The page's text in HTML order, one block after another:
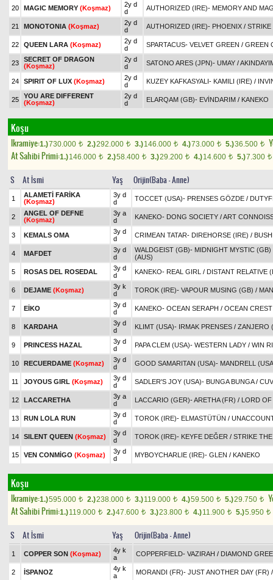
20 MAGIC MEMORY (Koşmaz)
2y d
d
AUTHORIZED (IRE)- MEMORY AND
21 MONOTONIA (Koşmaz)
2y d
d
AUTHORIZED (IRE)- PHOENIX /
22 QUEEN LARA (Koşmaz)
2y d
d
SPARTACUS- VELVET GREEN / GREEN
23
SECRET OF DRAGON
(Koşmaz)
2y d
d
SATONO ARES (JPN)- UMAY /
24 SPIRIT OF LUX (Koşmaz)
2y d
d
KUZEY KAFKASYALI- KAMILI (IRE) /
25
YOU ARE DIFFERENT
(Koşmaz)
2y d
d
ELARQAM (GB)- EVİNDARIM / KANEKO
Koşu
Ikramiye:1.)730.000 t 2.)292.000 t 3.)146.000 t 4.)73.000 t 5.)36.500 t
At Sahibi Primi:1.)146.000 t 2.)58.400 t 3.)29.200 t 4.)14.600 t 5.)7.300 t
S At İsmi Yaş Orijin(Baba - Anne)
1
ALAMETİ FARİKA
(Koşmaz)
3y d
d
TOCCET (USA)- PRENSES GÖZDE /
2
ANGEL OF DEFNE
(Koşmaz)
3y a
d
KANEKO- DONG SOCIETY /ART
3 KEMALS OMA
3y d
d
CRIMEAN TATAR- DIREHORSE (IRE) /
4 MAFDET
3y d
d
WALDGEIST (GB)- MIDNIGHT MYSTIC (GB)
(AUS)
5
ROSAS DEL ROSEDAL
3y d
d
KANEKO- REAL GIRL / DISTANT RELATIVE
6 DEJAME (Koşmaz)
3y k
d
TOROK (IRE)- VAPOUR MUSING (GB) /
7 EİKO
3y d
d
KANEKO- OCEAN SERAPH / OCEAN
8 KARDAHA
3y d
d
KLIMT (USA)- IRMAK PRENSES / ZANJERO
9 PRINCESS HAZAL
3y d
d
PAPA CLEM (USA)- WESTERN LADY / WIN
10 RECUERDAME (Koşmaz)
3y d
d
GOOD SAMARITAN (USA)- MANDRELL
11 JOYOUS GIRL (Koşmaz)
3y d
d
SADLER'S JOY (USA)- BUNGA BUNGA/
12 LACCARETHA
3y a
d
LACCARIO (GER)-ARETHA (FR) / LORD
13 RUN LOLA RUN
3y d
d
TOROK (IRE)- ELMASTÜTÜN /
14 SILENT QUEEN (Koşmaz)
3y d
d
TOROK (IRE)- KEYFE DEĞER / STRIKE
15 VEN CONMİGO (Koşmaz)
3y d
d
MYBOYCHARLIE (IRE)- GLEN / KANEKO
Koşu
Ikramiye:1.)595.000 t 2.)238.000 t 3.)119.000 t 4.)59.500 t 5.)29.750 t
At Sahibi Primi:1.)119.000 t 2.)47.600 t 3.)23.800 t 4.)11.900 t 5.)5.950 t
S At İsmi Yaş Orijin(Baba - Anne)
1 COPPER SON (Koşmaz)
4y k
a
COPPERFIELD- VAZIRAH / DIAMOND
2 İSPANOZ
4y k
a
MORANDI (FR)- JUST ANOTHER DAY (FR)